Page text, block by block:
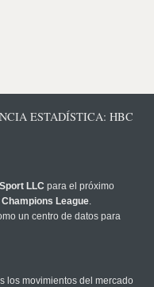
ESTADÍSTICA: HBC
LLC para el próximo
Champions League.
un centro de datos para
los movimientos del mercado